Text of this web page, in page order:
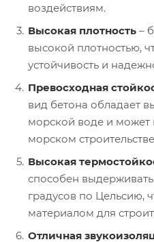
воздействиям.
Высокая плотность –
высокой плотностью,
устойчивость и
Превосходная
вид бетона обладает
морской воде и может
морском
Высокая
способен
градусов по Цельсию,
материалом для
Отличная